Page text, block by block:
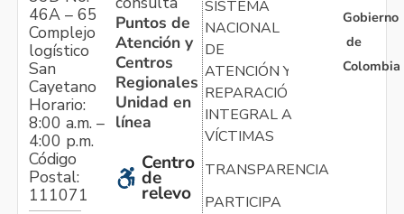
46A – 65
Complejo
logístico
San
Cayetano
Horario:
8:00 a.m. –
4:00 p.m.
Código
Postal:
111071
Puntos de
Atención y
Centros
Regionales
Unidad en
línea
Centro
de
relevo
SISTEMA
NACIONAL
DE
ATENCIÓN Y
REPARACIÓN
INTEGRAL A
VÍCTIMAS
TRANSPARENCIA
PARTICIPA
Gobierno
de
Colombia